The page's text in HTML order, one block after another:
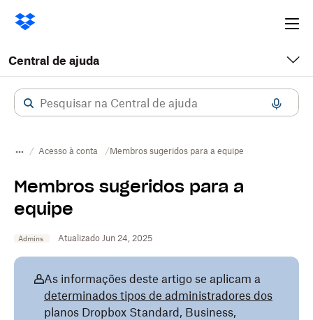
Central de ajuda
Acesso à conta Membros sugeridos para a equipe
Membros sugeridos para a
equipe
Admins Atualizado Jun 24, 2025
As informações deste artigo se aplicam a
determinados tipos de administradores dos
planos Dropbox Standard, Business,